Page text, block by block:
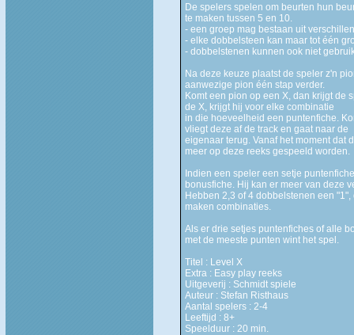
De spelers spelen om beurten hun
te maken tussen 5 en 10.
- een groep mag bestaan uit
- elke dobbelsteen kan maar tot één
- dobbelstenen kunnen ook niet
Na deze keuze plaatst de speler z'n
aanwezige pion één stap verder.
Komt een pion op een X, dan krijgt de
de X, krijgt hij voor elke combinatie
in die hoeveelheid een puntenfiche.
vliegt deze af de track en gaat naar de
eigenaar terug. Vanaf het moment dat
meer op deze reeks gespeeld worden.
Indien een speler een setje
bonusfiche. Hij kan er meer van deze
Hebben 2,3 of 4 dobbelstenen een
maken combinaties.
Als er drie setjes puntenfiches of alle
met de meeste punten wint het spel.
Titel : Level X
Extra : Easy play reeks
Uitgeverij : Schmidt spiele
Auteur : Stefan Risthaus
Aantal spelers : 2-4
Leeftijd : 8+
Speelduur : 20 min.